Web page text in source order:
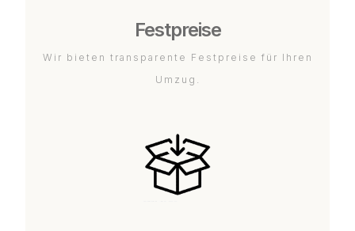
Festpreise
Wir bieten transparente Festpreise für Ihren
Umzug.